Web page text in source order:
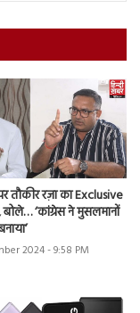
तौकीर रज़ा का Exclusive
‘कांग्रेस ने मुसलमानों
2024 - 9:58 PM